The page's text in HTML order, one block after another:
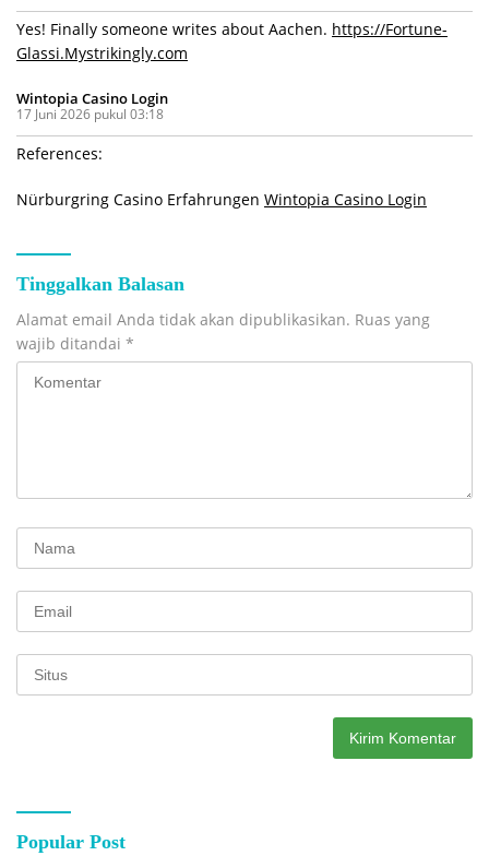
Yes! Finally someone writes about Aachen. https://Fortune-
Glassi.Mystrikingly.com
Wintopia Casino Login
17 Juni 2026 pukul 03:18
References:
Nürburgring Casino Erfahrungen Wintopia Casino Login
Tinggalkan Balasan
Alamat email Anda tidak akan dipublikasikan. Ruas yang
wajib ditandai *
Popular Post